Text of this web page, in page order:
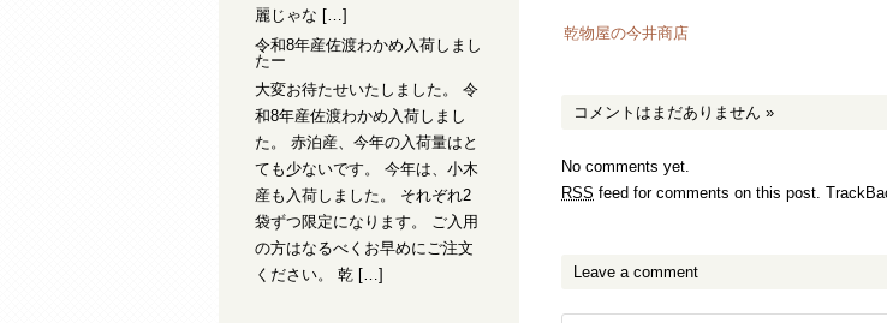
乾物屋の今井商店
コメントはまだありません »
No comments yet.
RSS feed for comments on this post.
Leave a comment
麗じゃな […]
令和8年産佐渡わかめ入荷しまし
たー
大変お待たせいたしました。 令
和8年産佐渡わかめ入荷しまし
た。 赤泊産、今年の入荷量はと
ても少ないです。 今年は、小木
産も入荷しました。 それぞれ2
袋ずつ限定になります。 ご入用
の方はなるべくお早めにご注文
ください。 乾 […]